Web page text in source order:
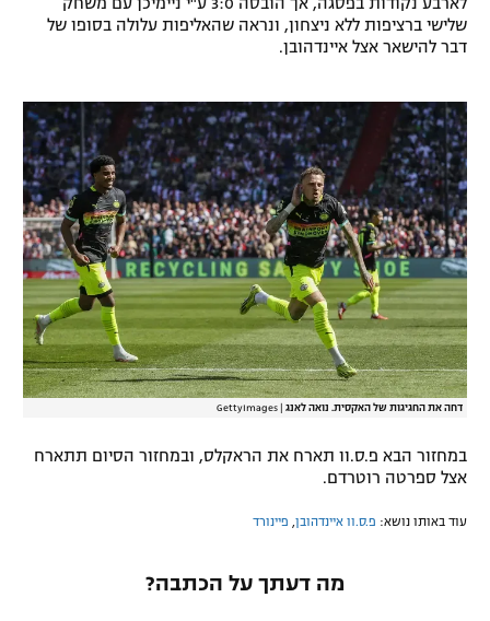
הצטרפות לחבילת הערוצים
תגיות
המגזין
לארבע נקודות בפסגה, אך הובסה 3:0 ע"י ניימיכן עם משחק
שלישי ברציפות ללא ניצחון, ונראה שהאליפות עלולה בסופו של
דבר להישאר אצל איינדהובן.
דחה את החגיגות של האקסית. נואה לאנג GettyImages
במחזור הבא פ.ס.וו תארח את הראקלס, ובמחזור הסיום תתארח
אצל ספרטה רוטרדם.
עוד באותו נושא: פ.ס.וו איינדהובן פיינורד
מה דעתך על הכתבה?